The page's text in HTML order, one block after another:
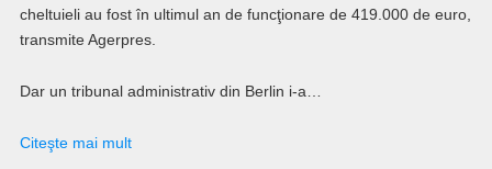
cheltuieli au fost în ultimul an de funcţionare de 419.000 de euro,
transmite Agerpres.
Dar un tribunal administrativ din Berlin i-a…
Citeşte mai mult